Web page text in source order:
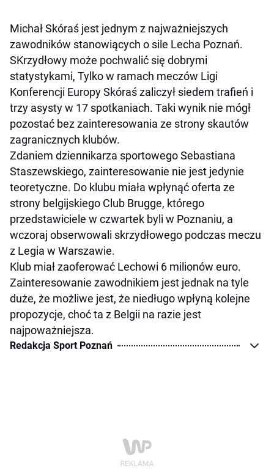
Michał Skóraś jest jednym z najważniejszych
zawodników stanowiących o sile Lecha Poznań.
SKrzydłowy może pochwalić się dobrymi
statystykami, Tylko w ramach meczów Ligi
Konferencji Europy Skóraś zaliczył siedem trafień i
trzy asysty w 17 spotkaniach. Taki wynik nie mógł
pozostać bez zainteresowania ze strony skautów
zagranicznych klubów.
Zdaniem dziennikarza sportowego Sebastiana
Staszewskiego, zainteresowanie nie jest jedynie
teoretyczne. Do klubu miała wpłynąć oferta ze
strony belgijskiego Club Brugge, którego
przedstawiciele w czwartek byli w Poznaniu, a
wczoraj obserwowali skrzydłowego podczas meczu
z Legia w Warszawie.
Klub miał zaoferować Lechowi 6 milionów euro.
Zainteresowanie zawodnikiem jest jednak na tyle
duże, że możliwe jest, że niedługo wpłyną kolejne
propozycje, choć ta z Belgii na razie jest
najpoważniejsza.
Redakcja Sport Poznań